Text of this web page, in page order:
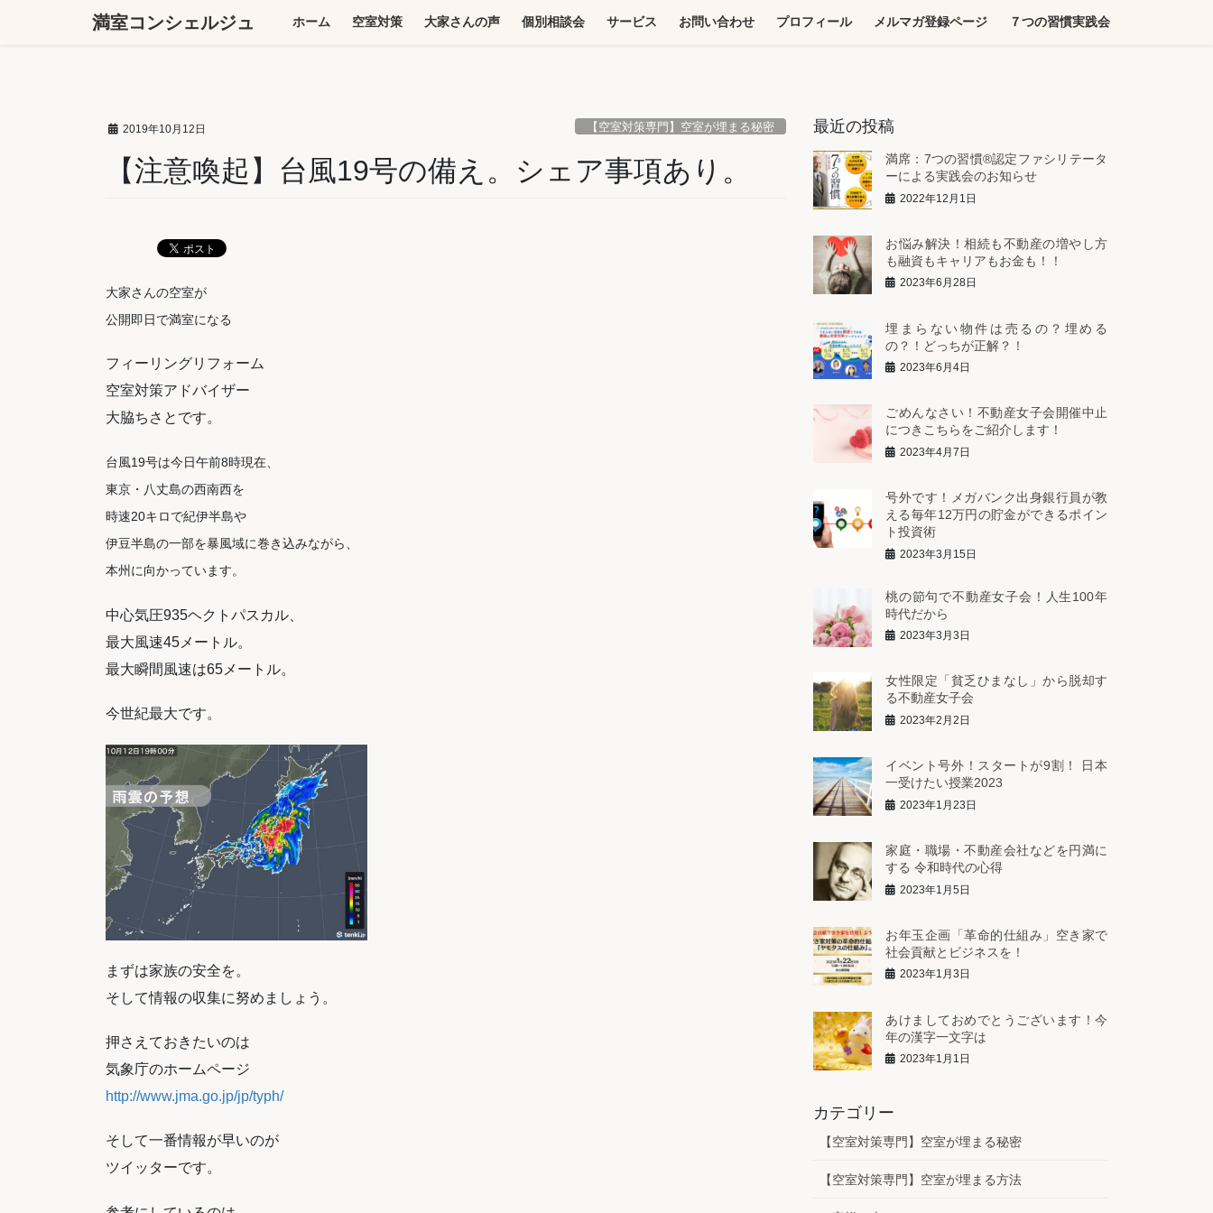
満室コンシェルジュ ホーム 空室対策 大家さんの声 個別相談会 サービス お問い合わせ プロフィール メルマガ登録ページ ７つの習慣実践会
2019年10月12日 【空室対策専門】空室が埋まる秘密
【注意喚起】台風19号の備え。シェア事項あり。
大家さんの空室が
公開即日で満室になる
フィーリングリフォーム
空室対策アドバイザー
大脇ちさとです。
台風19号は今日午前8時現在、
東京・八丈島の西南西を
時速20キロで紀伊半島や
伊豆半島の一部を暴風域に巻き込みながら、
本州に向かっています。
中心気圧935ヘクトパスカル、
最大風速45メートル。
最大瞬間風速は65メートル。
今世紀最大です。
まずは家族の安全を。
そして情報の収集に努めましょう。
押さえておきたいのは
気象庁のホームページ
http://www.jma.go.jp/jp/typh/
そして一番情報が早いのが
ツイッターです。
最近の投稿
満席：7つの習慣®︎認定ファシリテータ
ーによる実践会のお知らせ
2022年12月1日
お悩み解決！相続も不動産の増やし方
も融資もキャリアもお金も！！
2023年6月28日
埋まらない物件は売るの？埋める
の？！どっちが正解？！
2023年6月4日
ごめんなさい！不動産女子会開催中止
につきこちらをご紹介します！
2023年4月7日
号外です！メガバンク出身銀行員が教
える毎年12万円の貯金ができるポイン
ト投資術
2023年3月15日
桃の節句で不動産女子会！人生100年
時代だから
2023年3月3日
女性限定「貧乏ひまなし」から脱却す
る不動産女子会
2023年2月2日
イベント号外！スタートが9割！ 日本
一受けたい授業2023
2023年1月23日
家庭・職場・不動産会社などを円満に
する 令和時代の心得
2023年1月5日
お年玉企画「革命的仕組み」空き家で
社会貢献とビジネスを！
2023年1月3日
あけましておめでとうございます！今
年の漢字一文字は
2023年1月1日
カテゴリー
【空室対策専門】空室が埋まる秘密
【空室対策専門】空室が埋まる方法